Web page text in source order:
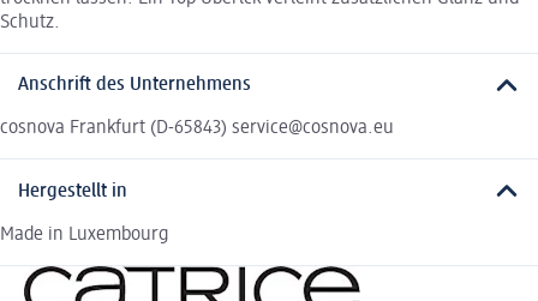
Schutz.
Anschrift des Unternehmens
cosnova Frankfurt (D-65843) service@cosnova.eu
Hergestellt in
Made in Luxembourg